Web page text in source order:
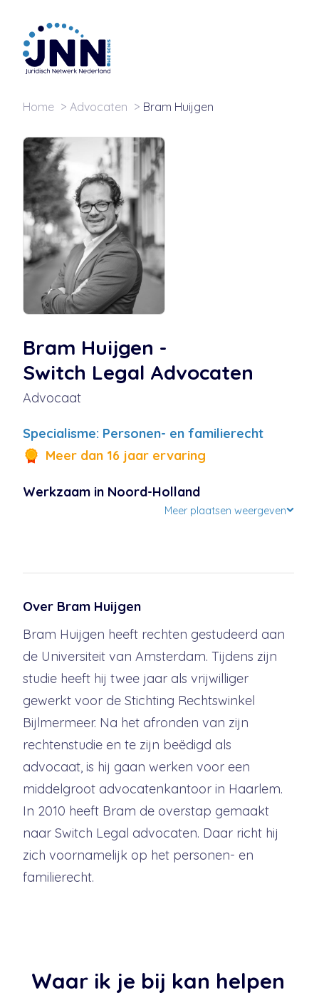
Home Advocaten Bram Huijgen
Bram Huijgen -
Switch Legal Advocaten
Advocaat
Specialisme: Personen- en familierecht
Meer dan 16 jaar ervaring
Werkzaam in Noord-Holland
Meer plaatsen weergeven
Over Bram Huijgen
Bram Huijgen heeft rechten gestudeerd aan
de Universiteit van Amsterdam. Tijdens zijn
studie heeft hij twee jaar als vrijwilliger
gewerkt voor de Stichting Rechtswinkel
Bijlmermeer. Na het afronden van zijn
rechtenstudie en te zijn beëdigd als
advocaat, is hij gaan werken voor een
middelgroot advocatenkantoor in Haarlem.
In 2010 heeft Bram de overstap gemaakt
naar Switch Legal advocaten. Daar richt hij
zich voornamelijk op het personen- en
familierecht.
Waar ik je bij kan helpen